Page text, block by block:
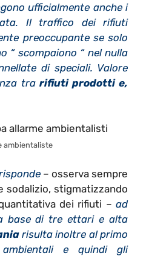
ufficialmente anche i
Il traffico dei rifiuti
preoccupante se solo
“ scompaiono “ nel nulla
di speciali. Valore
tra rifiuti prodotti e,
ambientaliste
– osserva sempre
sodalizio, stigmatizzando
dei rifiuti – ad
base di tre ettari e alta
risulta inoltre al primo
e quindi gli